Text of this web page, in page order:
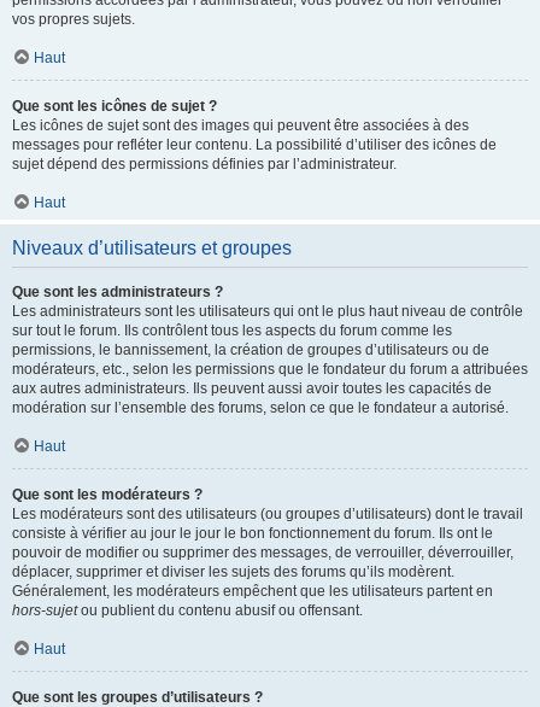
vos propres sujets.
Haut
Que sont les icônes de sujet ?
Les icônes de sujet sont des images qui peuvent être associées à des
messages pour refléter leur contenu. La possibilité d’utiliser des icônes de
sujet dépend des permissions définies par l’administrateur.
Haut
Niveaux d’utilisateurs et groupes
Que sont les administrateurs ?
Les administrateurs sont les utilisateurs qui ont le plus haut niveau de contrôle
sur tout le forum. Ils contrôlent tous les aspects du forum comme les
permissions, le bannissement, la création de groupes d’utilisateurs ou de
modérateurs, etc., selon les permissions que le fondateur du forum a attribuées
aux autres administrateurs. Ils peuvent aussi avoir toutes les capacités de
modération sur l’ensemble des forums, selon ce que le fondateur a autorisé.
Haut
Que sont les modérateurs ?
Les modérateurs sont des utilisateurs (ou groupes d’utilisateurs) dont le travail
consiste à vérifier au jour le jour le bon fonctionnement du forum. Ils ont le
pouvoir de modifier ou supprimer des messages, de verrouiller, déverrouiller,
déplacer, supprimer et diviser les sujets des forums qu’ils modèrent.
Généralement, les modérateurs empêchent que les utilisateurs partent en
hors-sujetou publient du contenu abusif ou offensant.
Haut
Que sont les groupes d’utilisateurs ?